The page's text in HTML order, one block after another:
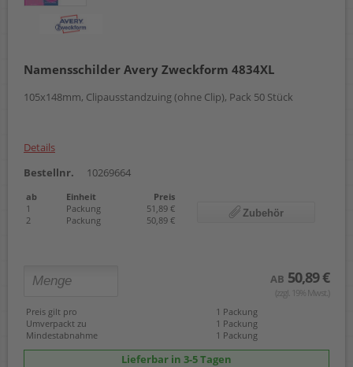
Namensschilder Avery Zweckform 4834XL
105x148mm, Clipausstandzuing (ohne Clip), Pack 50 Stück
Details
Bestellnr.
10269664
ab Einheit
Preis
1
Packung
51,89 €
2
Packung 50,89 €
Zubehör
AB 50,89 €
(zzgl. 19% Mwst.)
Preis gilt pro
1 Packung
Umverpackt zu
1 Packung
Mindestabnahme
1 Packung
Lieferbar in 3-5 Tagen